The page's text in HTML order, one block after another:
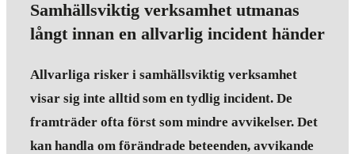
Samhällsviktig verksamhet utmanas
långt innan en allvarlig incident händer
Allvarliga risker i samhällsviktig verksamhet
visar sig inte alltid som en tydlig incident. De
framträder ofta först som mindre avvikelser. Det
kan handla om förändrade beteenden, avvikande